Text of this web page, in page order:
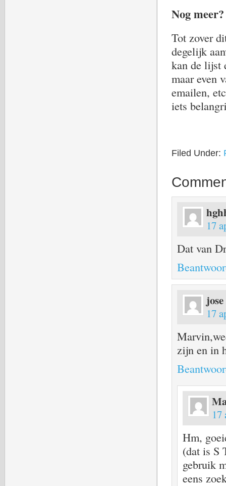
Nog meer?
Tot zover
degelijk
kan de lijst
maar even
emailen,
iets
Filed Under:
17
Dat van
jose
17
zijn en in
17
Hm,
(dat is S
gebruik
eens